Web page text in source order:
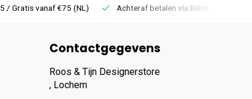
vanaf €75 (NL) Achteraf betalen via Billink
Contactgegevens
Roos & Tijn Designerstore
, Lochem